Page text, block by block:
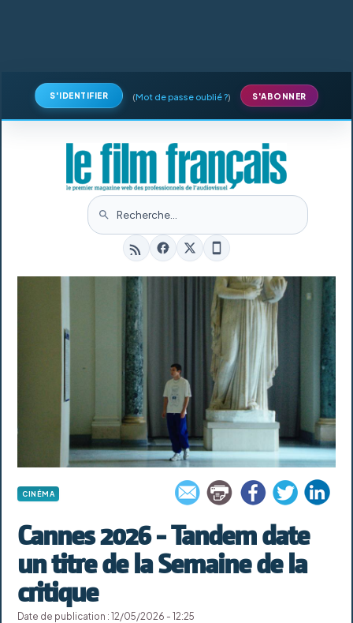
S'IDENTIFIER (Mot de passe oublié ?) S'ABONNER
CINÉMA
Cannes 2026 - Tandem date
un titre de la Semaine de la
critique
Date de publication : 12/05/2026 - 12:25